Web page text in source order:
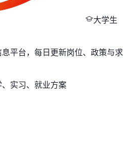
大学生
平台，每日更新岗位、政策与求
实习、就业方案